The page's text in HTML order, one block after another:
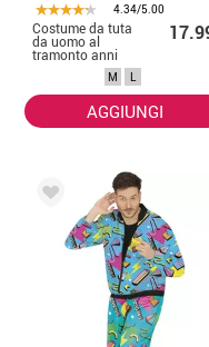
4.34/5.00
Costume da tuta
da uomo al
tramonto anni
M L
AGGIUNGI